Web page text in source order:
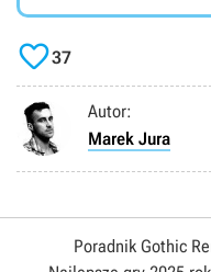
37
Autor:
Marek Jura
Poradnik Gothic